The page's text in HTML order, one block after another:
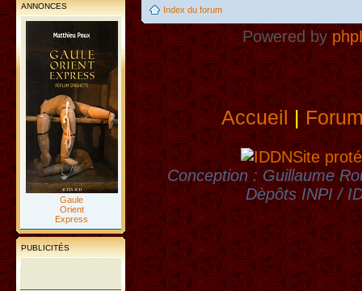
ANNONCES
Gaule
Orient
Express
PUBLICITÉS
Index du forum
Powered by
Accueil|
Site
Conception : Guillaume
Dèpôts INPI /